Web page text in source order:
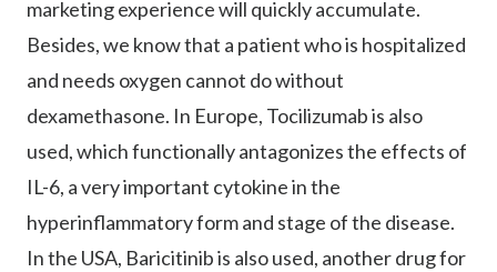
marketing experience will quickly accumulate.
Besides, we know that a patient who is hospitalized
and needs oxygen cannot do without
dexamethasone. In Europe, Tocilizumab is also
used, which functionally antagonizes the effects of
IL-6, a very important cytokine in the
hyperinflammatory form and stage of the disease.
In the USA, Baricitinib is also used, another drug for